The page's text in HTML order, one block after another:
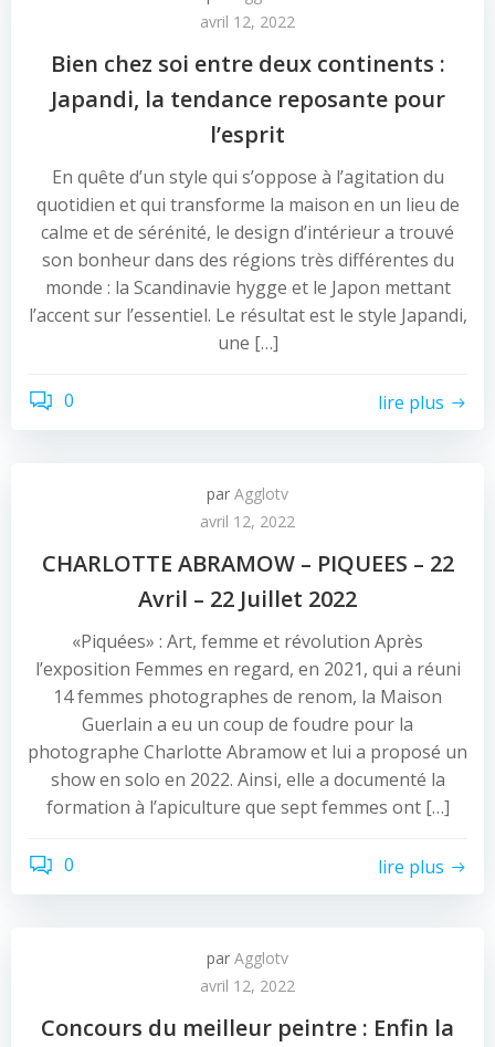
avril 12, 2022
Bien chez soi entre deux continents :
Japandi, la tendance reposante pour
l’esprit
En quête d’un style qui s’oppose à l’agitation du
quotidien et qui transforme la maison en un lieu de
calme et de sérénité, le design d’intérieur a trouvé
son bonheur dans des régions très différentes du
monde : la Scandinavie hygge et le Japon mettant
l’accent sur l’essentiel. Le résultat est le style Japandi,
une […]
0 lire plus
par Agglotv
avril 12, 2022
CHARLOTTE ABRAMOW – PIQUEES – 22
Avril – 22 Juillet 2022
«Piquées» : Art, femme et révolution Après
l’exposition Femmes en regard, en 2021, qui a réuni
14 femmes photographes de renom, la Maison
Guerlain a eu un coup de foudre pour la
photographe Charlotte Abramow et lui a proposé un
show en solo en 2022. Ainsi, elle a documenté la
formation à l’apiculture que sept femmes ont […]
0 lire plus
par Agglotv
avril 12, 2022
Concours du meilleur peintre : Enfin la